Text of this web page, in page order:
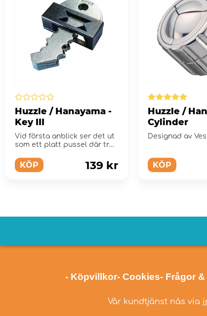
Huzzle / Hanayama -
Key III
Vid första anblick ser det ut
som ett platt pussel där tre
KÖP 139 kr
Huzzle /
Cylinder
Designad av
KÖP
- Köpvillkor- Cookies- Frågor
Vår kundtjänst nås via